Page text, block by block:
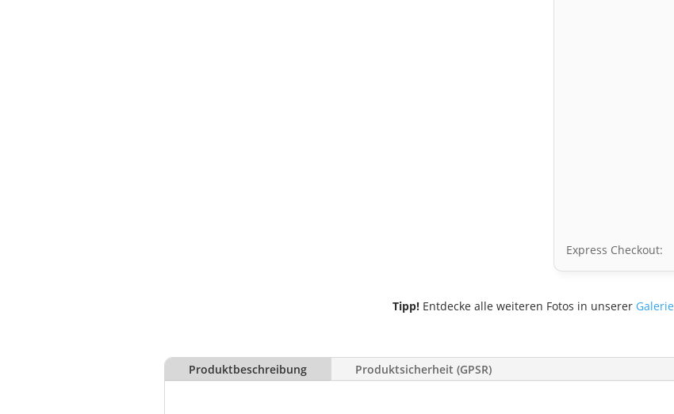
Express Checkout:
Tipp!Entdecke alle weiteren Fotos in unserer Galerie
Produktbeschreibung Produktsicherheit (GPSR)